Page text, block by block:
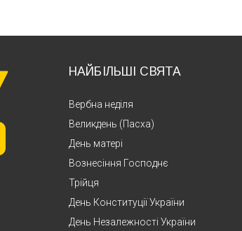
НАЙБІЛЬШІ СВЯТА
Вербна неділя
Великдень (Пасха)
День матері
Вознесіння Господнє
Трійця
День Конституції України
День Незалежності України